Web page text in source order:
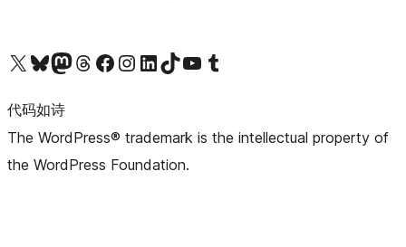
关注我们的 X（原 Twitter）账号访问我们的 Bluesky 账号关注我们的 Mastodon 账号访问我们的 Threads 账号 访问我们的 Facebook 公共主页关注我们的 Instagram 账号 关注我们的 LinkedIn 主页访问我们的 TikTok 账号访问我们的 YouTube 频道 访问我们的 Tumblr 账号
代码如诗
The WordPress® trademark is the intellectual property of
the WordPress Foundation.